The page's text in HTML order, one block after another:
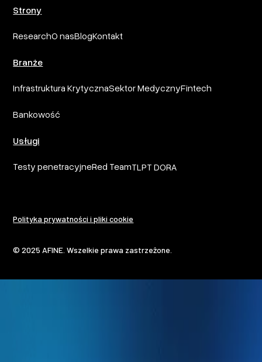
Strony
ResearchO nasBlogKontakt
Branże
Infrastruktura KrytycznaSektor MedycznyFintech
Bankowość
Usługi
Testy penetracyjneRed TeamTLPT DORA
© 2025 AFINE. Wszelkie prawa zastrzeżone.
Polityka prywatności i pliki cookie